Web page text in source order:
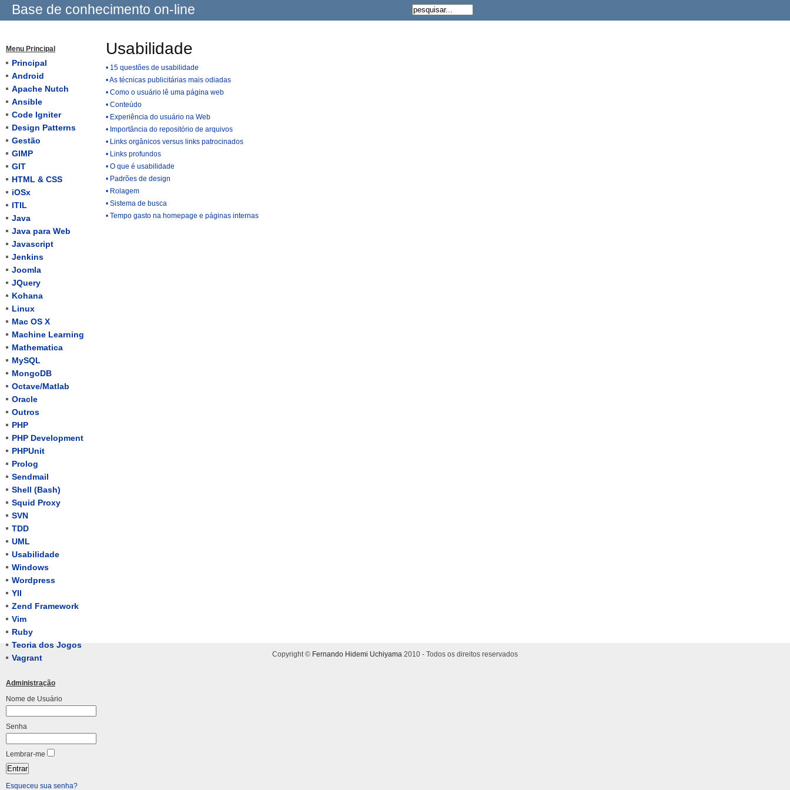
Base de conhecimento on-line
Menu Principal
Principal
Android
Apache Nutch
Ansible
Code Igniter
Design Patterns
Gestão
GIMP
GIT
HTML & CSS
iOSx
ITIL
Java
Java para Web
Javascript
Jenkins
Joomla
JQuery
Kohana
Linux
Mac OS X
Machine Learning
Mathematica
MySQL
MongoDB
Octave/Matlab
Oracle
Outros
PHP
PHP Development
PHPUnit
Prolog
Sendmail
Shell (Bash)
Squid Proxy
SVN
TDD
UML
Usabilidade
Windows
Wordpress
YII
Zend Framework
Vim
Ruby
Teoria dos Jogos
Vagrant
Administração
Nome de Usuário
Senha
Lembrar-me
Esqueceu sua senha?
Usabilidade
• 15 questões de usabilidade
• As técnicas publicitárias mais odiadas
• Como o usuário lê uma página web
• Conteúdo
• Experiência do usuário na Web
• Importância do repositório de arquivos
• Links orgânicos versus links patrocinados
• Links profundos
• O que é usabilidade
• Padrões de design
• Rolagem
• Sistema de busca
• Tempo gasto na homepage e páginas internas
Copyright © Fernando Hidemi Uchiyama 2010 - Todos os direitos reservados